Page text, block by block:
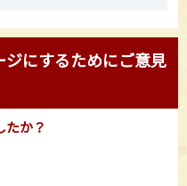
にするためにご意見
たか？